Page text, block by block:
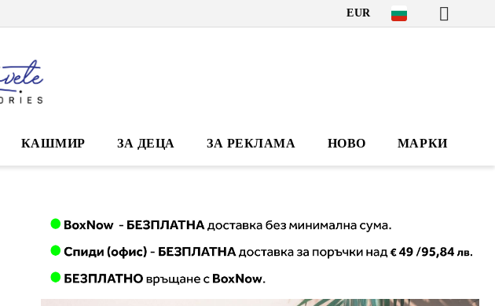
EUR
КАШМИР ЗА ДЕЦА ЗА РЕКЛАМА НОВО МАРКИ